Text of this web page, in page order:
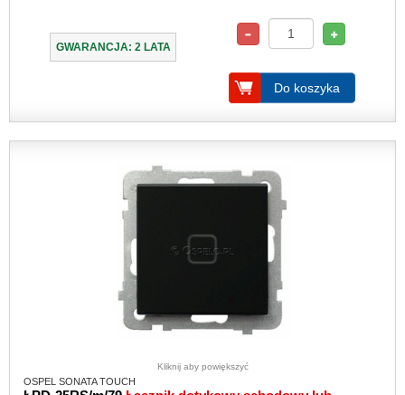
GWARANCJA: 2 LATA
Do koszyka
Kliknij aby powiększyć
OSPEL SONATA TOUCH